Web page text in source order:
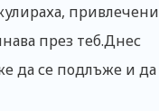
привлечени
през теб.Днес
да се подлъже и да